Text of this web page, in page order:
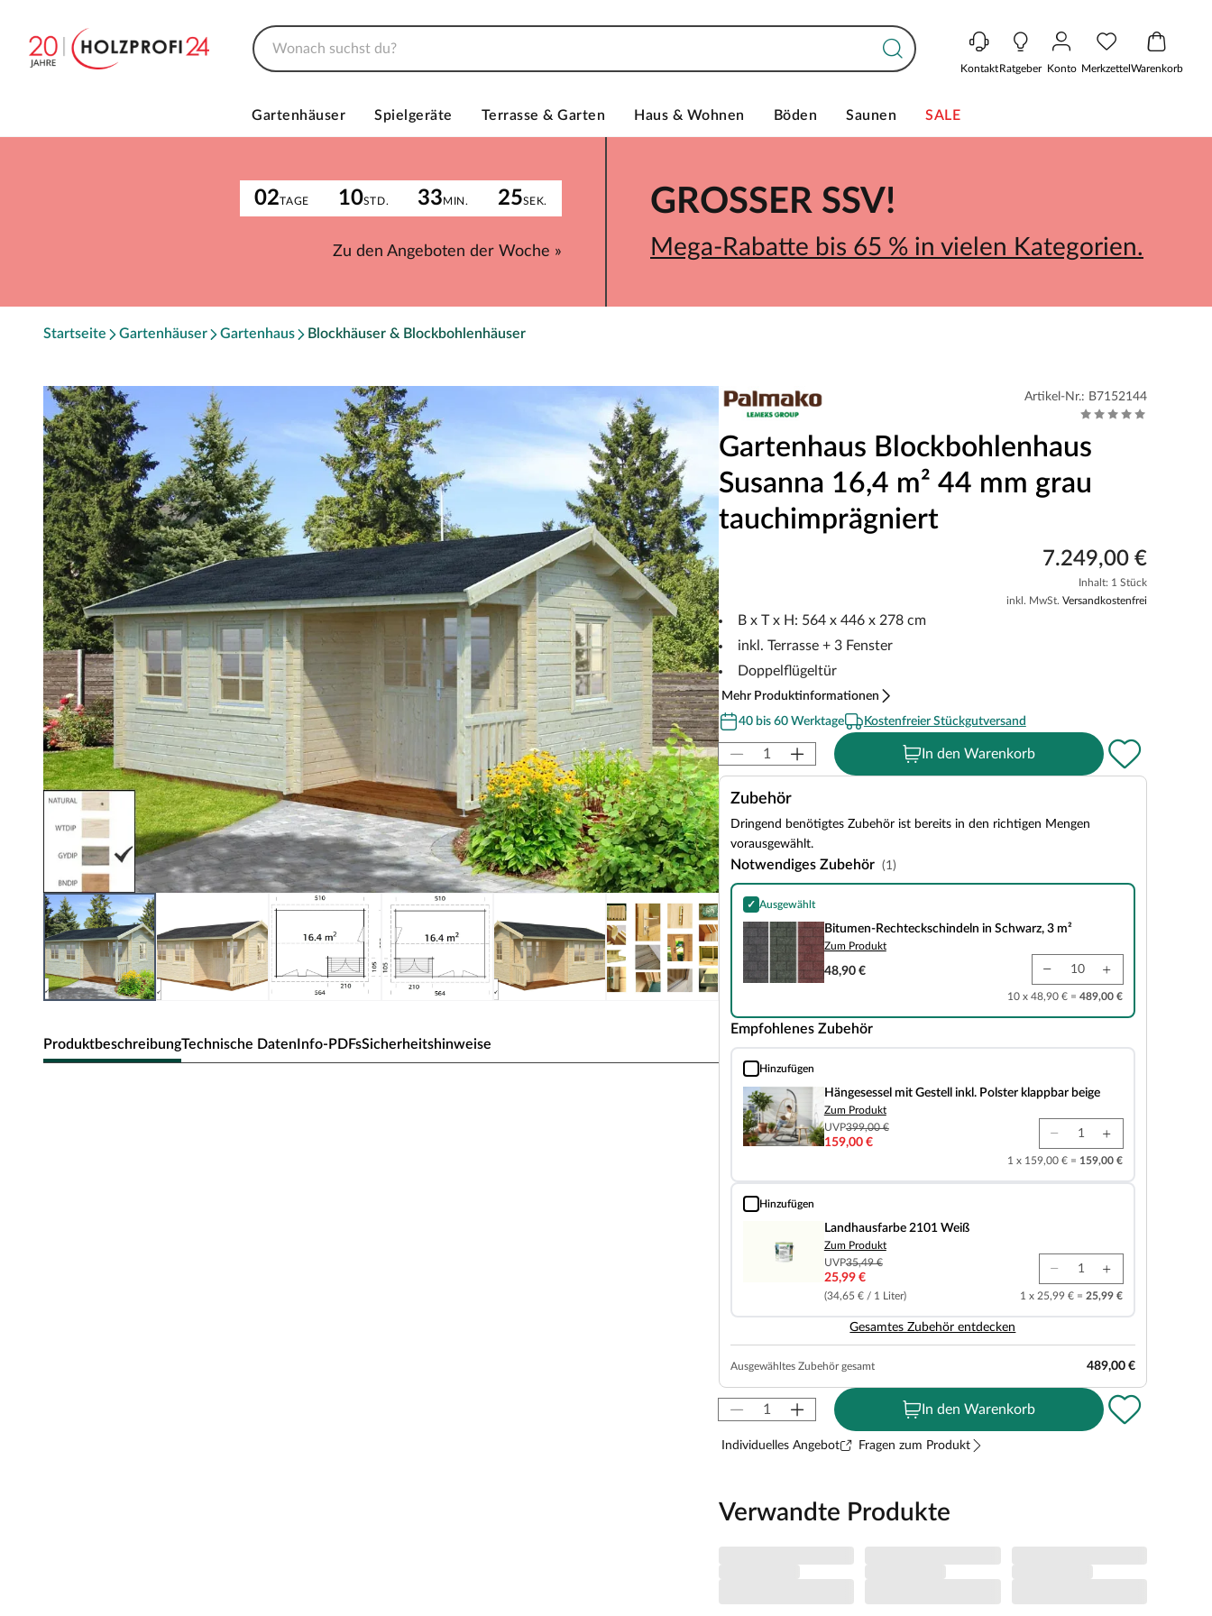
KontaktRatgeber Konto MerkzettelWarenkorb
Gartenhäuser Spielgeräte Terrasse & Garten Haus & Wohnen Böden Saunen SALE
02TAGE 10STD. 33MIN. 25SEK.
Zu den Angeboten der Woche »
GROSSER SSV!
Mega-Rabatte bis 65 % in vielen Kategorien.
Startseite Gartenhäuser Gartenhaus Blockhäuser & Blockbohlenhäuser
ProduktbeschreibungTechnische DatenInfo-PDFsSicherheitshinweise
Artikel-Nr.: B7152144
Gartenhaus Blockbohlenhaus
Susanna 16,4 m² 44 mm grau
tauchimprägniert
7.249,00 €
Inhalt: 1 Stück
inkl. MwSt. Versandkostenfrei
B x T x H: 564 x 446 x 278 cm
inkl. Terrasse + 3 Fenster
Doppelflügeltür
Mehr Produktinformationen
40 bis 60 Werktage
Kostenfreier Stückgutversand
In den Warenkorb
Zubehör
Dringend benötigtes Zubehör ist bereits in den richtigen Mengen
vorausgewählt.
Notwendiges Zubehör (1)
✓ Ausgewählt
Bitumen-Rechteckschindeln in Schwarz, 3 m²
Bitumen-Rechteckschindeln in Schwarz, 3 m²
Zum Produkt
48,90 €
10 x 48,90 € = 489,00 €
Empfohlenes Zubehör
Hinzufügen
Hängesessel mit Gestell inkl. Polster klappbar beige
Hängesessel mit Gestell inkl. Polster klappbar beige
Zum Produkt
UVP399,00 €
159,00 €
1 x 159,00 € = 159,00 €
Hinzufügen
Landhausfarbe 2101 Weiß
Landhausfarbe 2101 Weiß
Zum Produkt
UVP35,49 €
25,99 €
(34,65 € / 1 Liter) 1 x 25,99 € = 25,99 €
Gesamtes Zubehör entdecken
Ausgewähltes Zubehör gesamt 489,00 €
In den Warenkorb
Individuelles Angebot Fragen zum Produkt
Verwandte Produkte